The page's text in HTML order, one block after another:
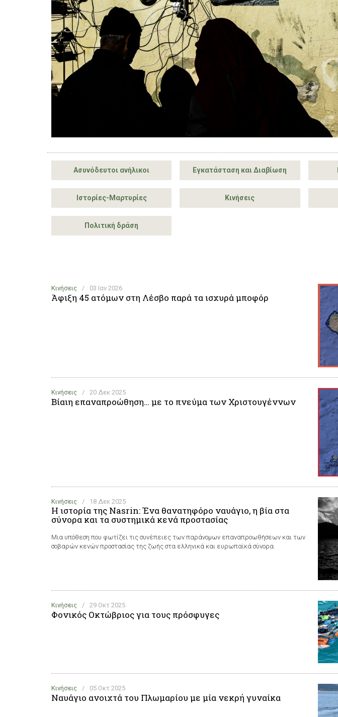
Ασυνόδευτοι ανήλικοι Εγκατάσταση και Διαβίωση
Ιστορίες-Μαρτυρίες Κινήσεις
Πολιτική δράση
Κινήσεις / 03 Ιαν 2026
Άφιξη 45 ατόμων στη Λέσβο παρά τα ισχυρά μποφόρ
Κινήσεις / 20 Δεκ 2025
Βίαιη επαναπροώθηση… με το πνεύμα των Χριστουγέννων
Κινήσεις / 18 Δεκ 2025
Η ιστορία της Nasrin: Ένα θανατηφόρο ναυάγιο, η βία στα
σύνορα και τα συστημικά κενά προστασίας
Μια υπόθεση που φωτίζει τις συνέπειες των παράνομων επαναπροωθήσεων και των
σοβαρών κενών προστασίας της ζωής στα ελληνικά και ευρωπαϊκά σύνορα.
Κινήσεις / 29 Οκτ 2025
Φονικός Οκτώβριος για τους πρόσφυγες
Κινήσεις / 05 Οκτ 2025
Ναυάγιο ανοιχτά του Πλωμαρίου με μία νεκρή γυναίκα